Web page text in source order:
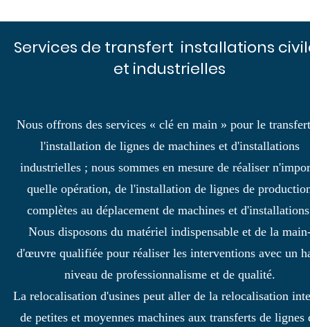
Services de transfert installations
et industrielles
Nous offrons des services « clé en main » pour le
l'installation de lignes de machines et d'installations
industrielles ; nous sommes en mesure de réaliser
quelle opération, de l'installation de lignes de
complètes au déplacement de machines et
Nous disposons du matériel indispensable et de la
d'œuvre qualifiée pour réaliser les interventions avec un
niveau de professionnalisme et de qualité.
La relocalisation d'usines peut aller de la relocalisation
de petites et moyennes machines aux transferts de lignes